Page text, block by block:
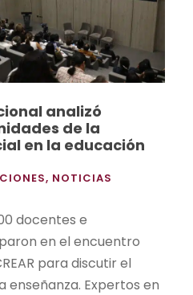
analizó
de la
en la educación
, NOTICIAS
docentes e
en el encuentro
para discutir el
enseñanza. Expertos en